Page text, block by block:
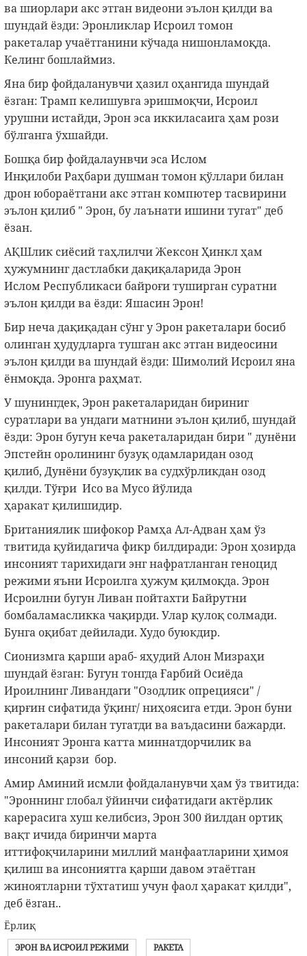
ва шиорлари акс этган видеони эълон қилди ва
шундай ёзди: Эронликлар Исроил томон
ракеталар учаётганини кўчада нишонламоқда.
Келинг бошлаймиз.
Яна бир фойдаланувчи ҳазил оҳангида шундай
ёзган: Трамп келишувга эришмоқчи, Исроил
урушни истайди, Эрон эса иккиласаига ҳам рози
бўлганга ўхшайди.
Бошқа бир фойдалаунвчи эса Ислом
Инқилоби Раҳбари душман томон қўллари билан
дрон юбораётгани акс этган компютер тасвирини
эълон қилиб " Эрон, бу лаънати ишини тугат" деб
ёзан.
АҚШлик сиёсий таҳлилчи Жексон Ҳинкл ҳам
ҳужумнинг дастлабки дақиқаларида Эрон
Ислом Республикаси байроғи туширган суратни
эълон қилди ва ёзди: Яшасин Эрон!
Бир неча дақиқадан сўнг у Эрон ракеталари босиб
олинган ҳудудларга тушган акс этган видеосини
эълон қилди ва шундай ёзди: Шимолий Исроил яна
ёнмоқда. Эронга раҳмат.
У шунингдек, Эрон ракеталаридан бириниг
суратлари ва ундаги матнини эълон қилиб, шундай
ёзди: Эрон бугун кеча ракеталаридан бири " дунёни
Эпстейн оролининг бузуқ одамларидан озод
қилиб, Дунёни бузуқлик ва судхўрликдан озод
қилди. Тўғри Исо ва Мусо йўлида
ҳаракат қилишидир.
Британиялик шифокор Рамҳа Ал-Адван ҳам ўз
твитида қуйидагича фикр билдиради: Эрон ҳозирда
инсоният тарихидаги энг нафратланган геноцид
режими яъни Исроилга ҳужум қилмоқда. Эрон
Исроилни бугун Ливан пойтахти Байрутни
бомбаламасликка чақирди. Улар қулоқ солмади.
Бунга оқибат дейилади. Худо буюкдир.
Сионизмга қарши араб- яҳудий Алон Мизраҳи
шундай ёзган: Бугун тонгда Ғарбий Осиёда
Ироилнинг Ливандаги "Озодлик опрецияси" /
қирғин сифатида ўқинг/ ниҳоясига етди. Эрон буни
ракеталари билан тугатди ва ваъдасини бажарди.
Инсоният Эронга катта миннатдорчилик ва
инсоний қарзи бор.
Амир Аминий исмли фойдаланувчи ҳам ўз твитида:
"Эроннинг глобал ўйинчи сифатидаги актёрлик
карерасига хуш келибсиз, Эрон 300 йилдан ортиқ
вақт ичида биринчи марта
иттифоқчиларини миллий манфаатларини ҳимоя
қилиш ва инсониятга қарши давом этаётган
жиноятларни тўхтатиш учун фаол ҳаракат қилди",
деб ёзган..
Ёрлиқ
ЭРОН ВА ИСРОИЛ РЕЖИМИ РАКЕТА